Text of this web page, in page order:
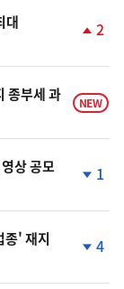
대
계
승
2
종부세 과
NEW
상 공모
계
1
종' 재지
계
4